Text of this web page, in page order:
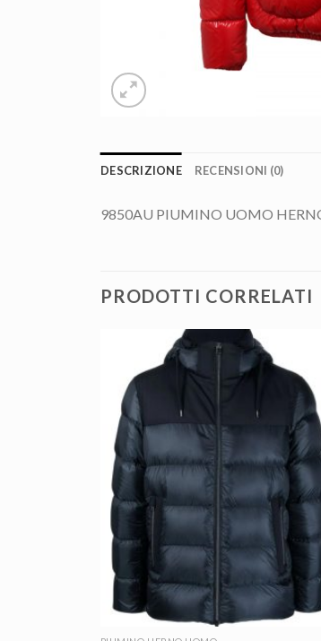
DESCRIZIONE RECENSIONI (0)
9850AU PIUMINO UOMO
PRODOTTI CORRELATI